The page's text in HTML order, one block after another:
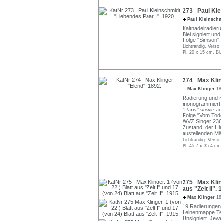
273 Paul
Paul
Blei signiert
Folge "Simson".
Lichtrandig.
Pl. 20 x 15 cm,
274 Max
Max Klinger
Radierung und
"Paris" sowie
Folge "Vom
WVZ Singer
Zustand, der
austeilenden
Lichtrandig.
Pl. 45,7 x 35,4
275 Max
aus "Zelt II".
Max Klinger
19
Leinenmappe
Unsigniert.